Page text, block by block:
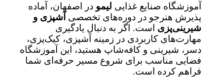
آموزشگاه صنایع غذاییلیمو در اصفهان، آماده
پذیرش هنرجو در دوره‌های تخصصیآشپزی و
شیرینی‌پزیاست. اگر به دنبال یادگیری
مهارت‌های کاربردی در زمینه آشپزی، کیک‌پزی،
دسر، شیرینی و کافه‌شاپ هستید، این آموزشگاه
فضایی مناسب برای شروع مسیر حرفه‌ای شما
فراهم کرده است.